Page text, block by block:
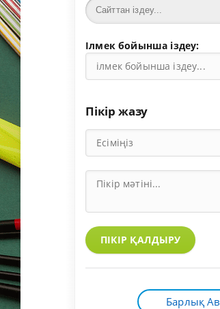
Ілмек бойынша іздеу:
Пікір жазу
ПІКІР ҚАЛДЫРУ
Барлық